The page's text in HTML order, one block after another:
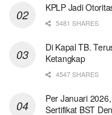
KPLP Jadi
5481 SHARES
Di Kapal TB.
Ketangkap
4547 SHARES
Per Januari
Sertifikat BST